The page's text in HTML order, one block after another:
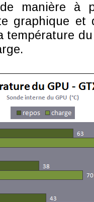
manière à
graphique et
température